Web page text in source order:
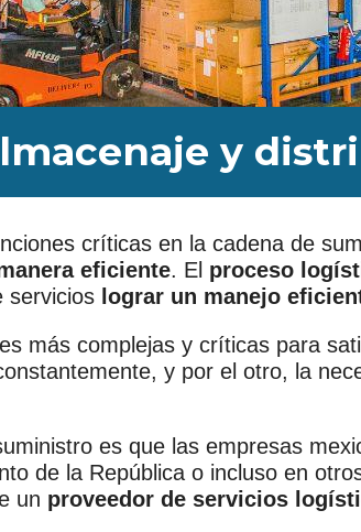
y
críticas en la cadena de
eficiente. El proceso
servicios lograr un manejo
más complejas y críticas para
y por el otro, la
es que las empresas
de la República o incluso en
un proveedor de servicios